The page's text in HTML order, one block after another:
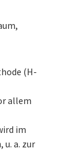
(H-
allem
im
u. a. zur